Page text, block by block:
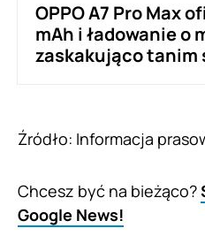
OPPO A7 Pro Max
mAh i ładowanie o
zaskakująco
Źródło: Informacja
Chcesz być na bieżąco?
Google News!